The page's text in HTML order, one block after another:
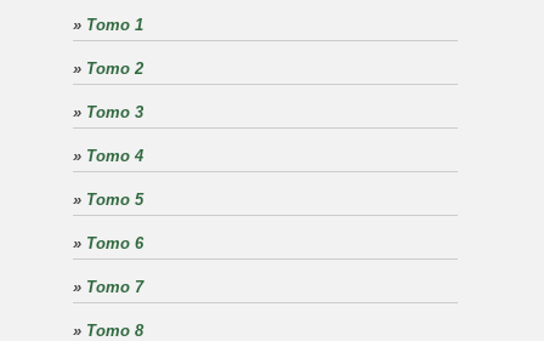
» Tomo 1
» Tomo 2
» Tomo 3
» Tomo 4
» Tomo 5
» Tomo 6
» Tomo 7
» Tomo 8